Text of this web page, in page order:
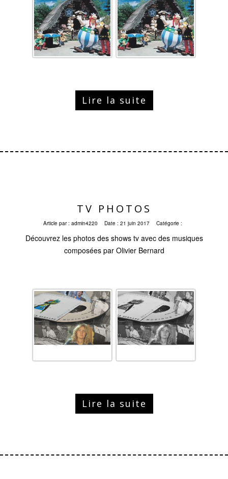
Lire la suite
TV PHOTOS
Article par : admin4220 Date : 21 juin 2017 Catégorie :
Découvrez les photos des shows tv avec des musiques
composées par Olivier Bernard
Lire la suite